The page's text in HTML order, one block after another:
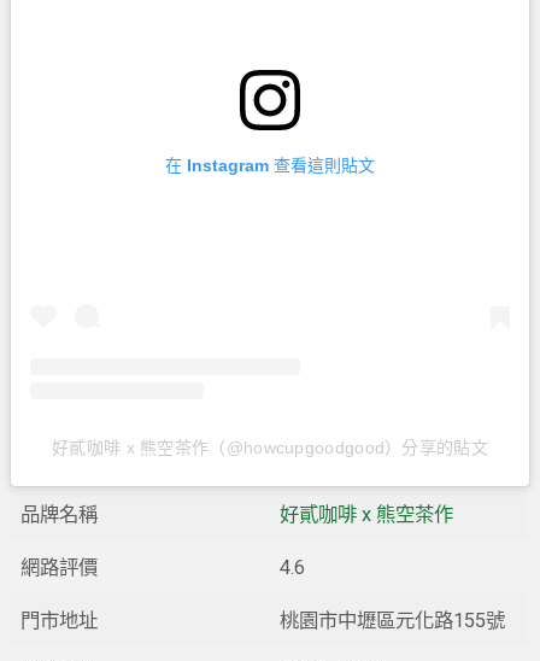
在 Instagram 查看這則貼文
好貳咖啡 x 熊空茶作（@howcupgoodgood）分享的貼文
品牌名稱 好貳咖啡 x 熊空茶作
網路評價 4.6
門市地址 桃園市中壢區元化路155號